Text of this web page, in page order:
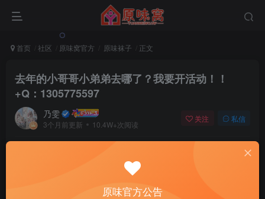
首页 社区 原味窝官方 原味袜子 正文
去年的小哥哥小弟弟去哪了？我要开活动！！
+Q：1305775597
乃雯
3个月前更新 10.4W+次阅读
关注 私信
该版块内容已隐藏，请登录后查看
登录后继续查看
原味官方公告